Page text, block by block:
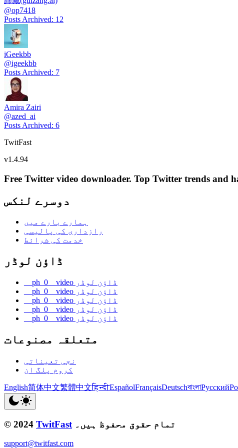
@op7418
Posts Archived: 12
iGeekbb
@igeekbb
Posts Archived: 7
Amira Zairi
@azed_ai
Posts Archived: 6
TwitFast
v1.4.94
Free Twitter video downloader. Top Twitter trends and
دوسرے لنکس
ہمارے بارے میں
رازداری کی پالیسی
خدمت کی شرائط
ڈاؤن لوڈر
__ph_0__video ڈاؤن لوڈر
__ph_0__video ڈاؤن لوڈر
__ph_0__video ڈاؤن لوڈر
__ph_0__video ڈاؤن لوڈر
__ph_0__video ڈاؤن لوڈر
متعلقہ مصنوعات
نجی تعیناتی
کروم پلگ ان
English简体中文繁體中文हिन्दीEspañolFrançaisDeutschবাংলাРусский
© 2024 TwitFast تمام حقوق محفوظ ہیں۔
support@twitfast.com